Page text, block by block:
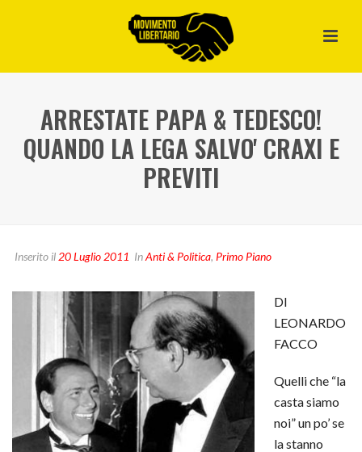
ARRESTATE PAPA & TEDESCO!
QUANDO LA LEGA SALVO' CRAXI E
PREVITI
Inserito il 20 Luglio 2011 InAnti & Politica, Primo Piano
DI
LEONARDO
FACCO
Quelli che “la
casta siamo
noi” un po’ se
la stanno